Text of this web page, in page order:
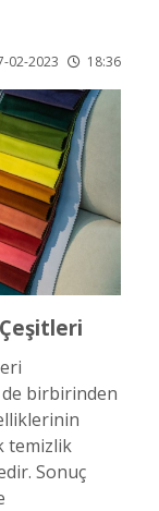
02-2023 18:36
de birbirinden
temizlik
Sonuç